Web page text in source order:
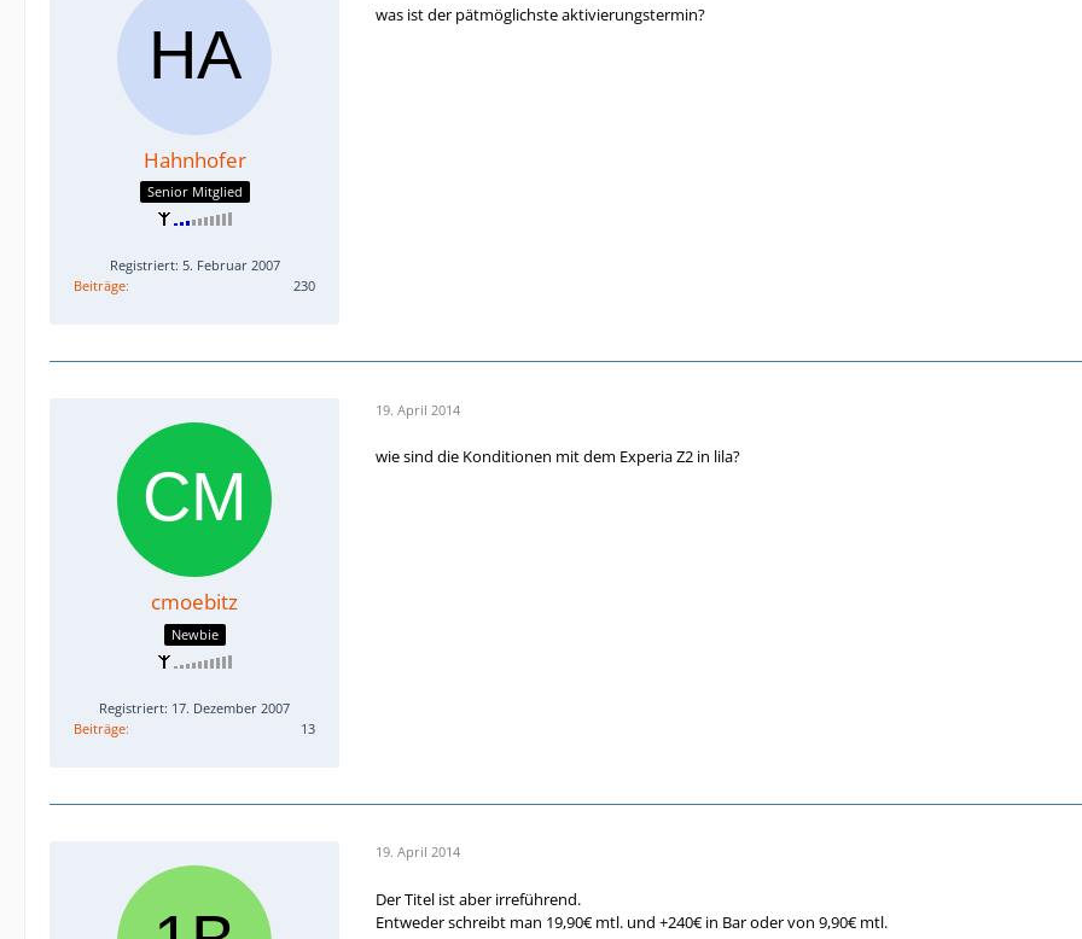
Hahnhofer
Senior Mitglied
Registriert: 5. Februar 2007
Beiträge
230
was ist der pätmöglichste aktivierungstermin?
cmoebitz
Newbie
Registriert: 17. Dezember 2007
Beiträge
13
19. April 2014
wie sind die Konditionen mit dem Experia Z2 in lila?
19. April 2014
Der Titel ist aber irreführend.
Entweder schreibt man 19,90€ mtl. und +240€ in Bar oder von 9,90€ mtl.